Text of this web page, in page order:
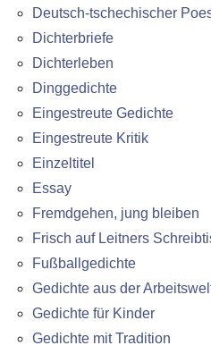
Deutsch-tschechischer
Dichterbriefe
Dichterleben
Dinggedichte
Eingestreute Gedichte
Eingestreute Kritik
Einzeltitel
Essay
Fremdgehen, jung bleiben
Frisch auf Leitners
Fußballgedichte
Gedichte aus der
Gedichte für Kinder
Gedichte mit Tradition